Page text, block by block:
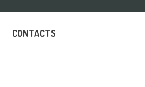
CONTACTS